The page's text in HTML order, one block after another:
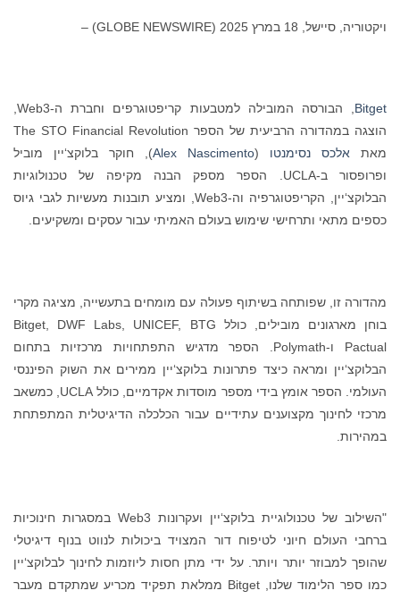
ויקטוריה, סיישל, 18 במרץ 2025 (GLOBE NEWSWIRE) –
Bitget
, הבורסה המובילה למטבעות קריפטוגרפים וחברת ה-Web3,
הוצגה במהדורה הרביעית של הספר The STO Financial Revolution
מאת אלכס נסימנטו(
Alex Nascimento), חוקר בלוקצ‘יין מוביל
ופרופסור ב-UCLA. הספר מספק הבנה מקיפה של טכנולוגיות
הבלוקצ‘יין, הקריפטוגרפיה וה-Web3, ומציע תובנות מעשיות לגבי גיוס
כספים מתאי ותרחישי שימוש בעולם האמיתי עבור עסקים ומשקיעים.
מהדורה זו, שפותחה בשיתוף פעולה עם מומחים בתעשייה, מציגה מקרי
בוחן מארגונים מובילים, כולל Bitget, DWF Labs, UNICEF, BTG
Pactual ו-Polymath. הספר מדגיש התפתחויות מרכזיות בתחום
הבלוקצ‘יין ומראה כיצד פתרונות בלוקצ‘יין ממירים את השוק הפיננסי
העולמי. הספר אומץ בידי מספר מוסדות אקדמיים, כולל UCLA, כמשאב
מרכזי לחינוך מקצוענים עתידיים עבור הכלכלה הדיגיטלית המתפתחת
במהירות.
"השילוב של טכנולוגיית בלוקצ‘יין ועקרונות Web3 במסגרות חינוכיות
ברחבי העולם חיוני לטיפוח דור המצויד ביכולות לנווט בנוף דיגיטלי
שהופך למבוזר יותר ויותר. על ידי מתן חסות ליוזמות לחינוך לבלוקצ‘יין
כמו ספר הלימוד שלנו, Bitget ממלאת תפקיד מכריע שמתקדם מעבר